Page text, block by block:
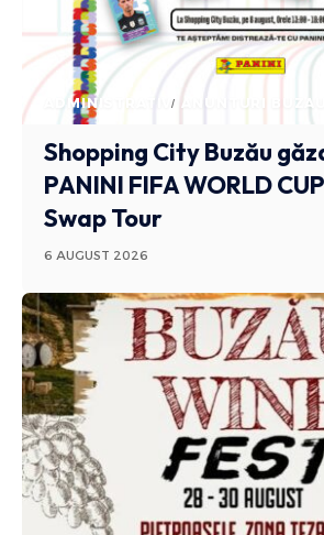
ADMINISTRATIV ANUNTURI
Shopping City Buzău
PANINI FIFA WORLD
Swap Tour
6 AUGUST 2026